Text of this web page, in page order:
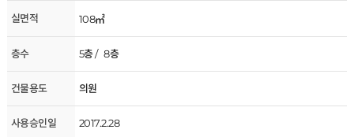
실면적 108㎡
층수 5층 / 8층
건물용도 의원
사용승인일 2017.2.28